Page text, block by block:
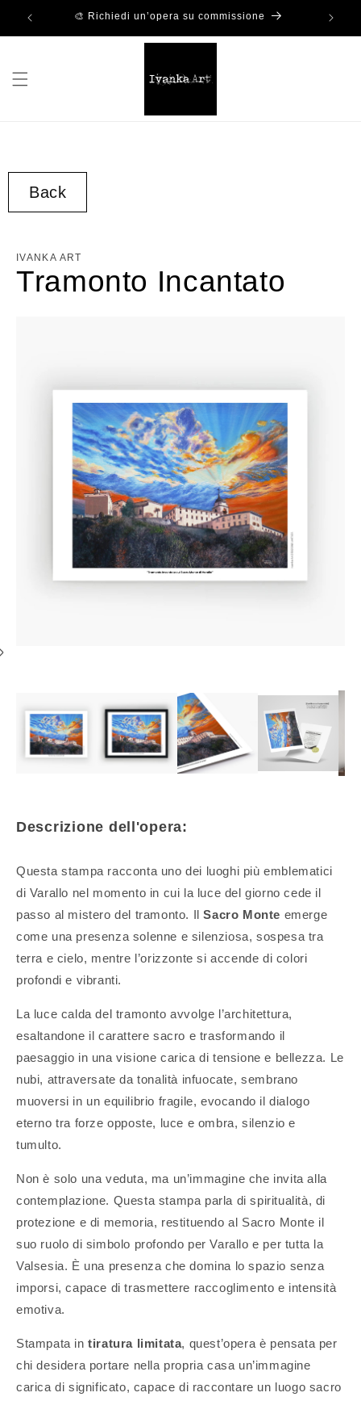
🖌️ Scrivimi per informazioni
Back
IVANKA ART
Tramonto Incantato
Descrizione dell'opera:
Questa stampa racconta uno dei luoghi più emblematici
di Varallo nel momento in cui la luce del giorno cede il
passo al mistero del tramonto. IlSacro Monte emerge
come una presenza solenne e silenziosa, sospesa tra
terra e cielo, mentre l’orizzonte si accende di colori
profondi e vibranti.
La luce calda del tramonto avvolge l’architettura,
esaltandone il carattere sacro e trasformando il
paesaggio in una visione carica di tensione e bellezza. Le
nubi, attraversate da tonalità infuocate, sembrano
muoversi in un equilibrio fragile, evocando il dialogo
eterno tra forze opposte, luce e ombra, silenzio e
tumulto.
Non è solo una veduta, ma un’immagine che invita alla
contemplazione. Questa stampa parla di spiritualità, di
protezione e di memoria, restituendo al Sacro Monte il
suo ruolo di simbolo profondo per Varallo e per tutta la
Valsesia. È una presenza che domina lo spazio senza
imporsi, capace di trasmettere raccoglimento e intensità
emotiva.
Stampata intiratura limitata, quest’opera è pensata per
chi desidera portare nella propria casa un’immagine
carica di significato, capace di raccontare un luogo sacro